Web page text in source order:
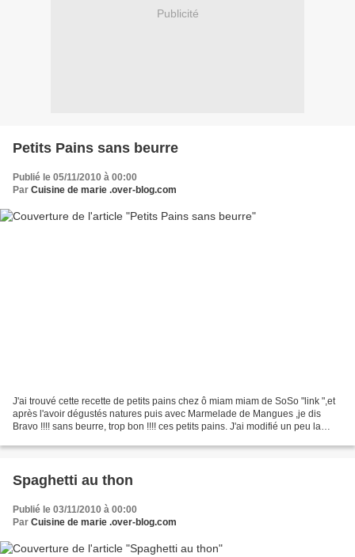
Publicité
Petits Pains sans beurre
Publié le 05/11/2010 à 00:00
Par Cuisine de marie .over-blog.com
J'ai trouvé cette recette de petits pains chez ô miam miam de SoSo "link ",et
après l'avoir dégustés natures puis avec Marmelade de Mangues ,je dis
Bravo !!!! sans beurre, trop bon !!!! ces petits pains. J'ai modifié un peu la
Spaghetti au thon
Publié le 03/11/2010 à 00:00
Par Cuisine de marie .over-blog.com